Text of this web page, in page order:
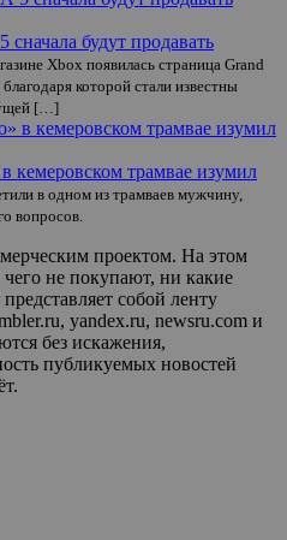
будут продавать
Xbox появилась страница Grand
которой стали известны
[…]
кемеровском трамвае изумил
в одном из трамваев мужчину,
вопросов.
проектом. На этом
не покупают, ни какие
собой ленту
yandex.ru, newsru.com и
без искажения,
публикуемых новостей